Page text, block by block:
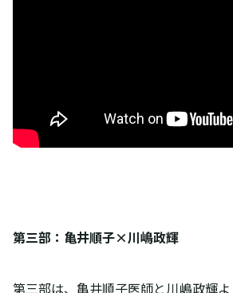
第三部：亀井順子×川嶋政輝
第三部は、亀井順子医師と川嶋政輝